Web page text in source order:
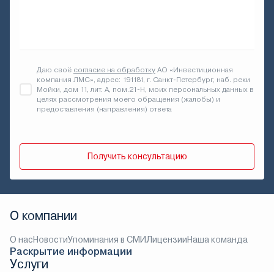
Даю своё согласие на обработку АО «Инвестиционная
компания ЛМС», адрес: 191181, г. Санкт-Петербург, наб. реки
Мойки, дом 11, лит. А, пом.21-Н, моих персональных данных в
целях рассмотрения моего обращения (жалобы) и
предоставления (направления) ответа
Получить консультацию
О компании
О насНовостиУпоминания в СМИЛицензииНаша команда
Раскрытие информации
Услуги